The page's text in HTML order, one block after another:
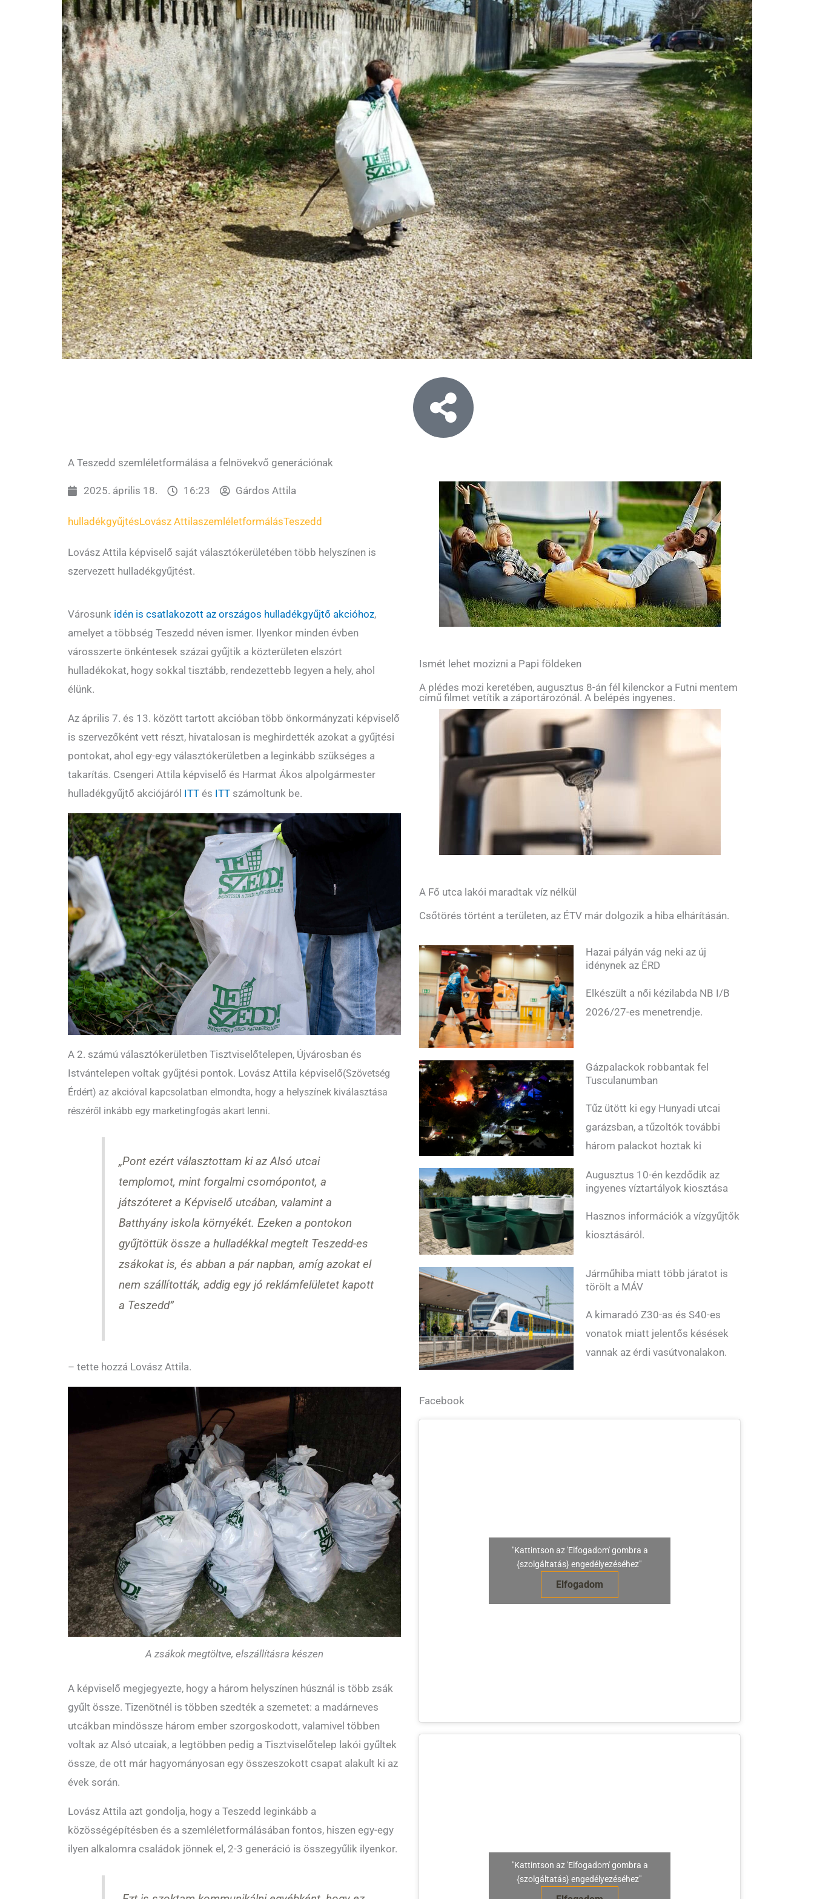
A Teszedd szemléletformálása a felnövekvő generációnak
2025. április 18. 16:23 Gárdos Attila
hulladékgyűjtésLovász AttilaszemléletformálásTeszedd
Lovász Attila képviselő saját választókerületében több helyszínen is
szervezett hulladékgyűjtést.
Városunk idén is csatlakozott az országos hulladékgyűjtő akcióhoz,
amelyet a többség Teszedd néven ismer. Ilyenkor minden évben
városszerte önkéntesek százai gyűjtik a közterületen elszórt
hulladékokat, hogy sokkal tisztább, rendezettebb legyen a hely, ahol
élünk.
Az április 7. és 13. között tartott akcióban több önkormányzati képviselő
is szervezőként vett részt, hivatalosan is meghirdették azokat a gyűjtési
pontokat, ahol egy-egy választókerületben a leginkább szükséges a
takarítás. Csengeri Attila képviselő és Harmat Ákos alpolgármester
hulladékgyűjtő akciójáról ITT és ITT számoltunk be.
A 2. számú választókerületben Tisztviselőtelepen, Újvárosban és
Istvántelepen voltak gyűjtési pontok. Lovász Attila képviselő(Szövetség
Érdért) az akcióval kapcsolatban elmondta, hogy a helyszínek kiválasztása
részéről inkább egy marketingfogás akart lenni.
„Pont ezért választottam ki az Alsó utcai
templomot, mint forgalmi csomópontot, a
játszóteret a Képviselő utcában, valamint a
Batthyány iskola környékét. Ezeken a pontokon
gyűjtöttük össze a hulladékkal megtelt Teszedd-es
zsákokat is, és abban a pár napban, amíg azokat el
nem szállították, addig egy jó reklámfelületet kapott
a Teszedd”
– tette hozzá Lovász Attila.
A zsákok megtöltve, elszállításra készen
A képviselő megjegyezte, hogy a három helyszínen húsznál is több zsák
gyűlt össze. Tizenötnél is többen szedték a szemetet: a madárneves
utcákban mindössze három ember szorgoskodott, valamivel többen
voltak az Alsó utcaiak, a legtöbben pedig a Tisztviselőtelep lakói gyűltek
össze, de ott már hagyományosan egy összeszokott csapat alakult ki az
évek során.
Lovász Attila azt gondolja, hogy a Teszedd leginkább a
közösségépítésben és a szemléletformálásában fontos, hiszen egy-egy
ilyen alkalomra családok jönnek el, 2-3 generáció is összegyűlik ilyenkor.
Ismét lehet mozizni a Papi földeken
A plédes mozi keretében, augusztus 8-án fél kilenckor a Futni mentem
című filmet vetítik a záportározónál. A belépés ingyenes.
A Fő utca lakói maradtak víz nélkül
Csőtörés történt a területen, az ÉTV már dolgozik a hiba elhárításán.
Hazai pályán vág neki az új
idénynek az ÉRD
Elkészült a női kézilabda NB I/B
2026/27-es menetrendje.
Gázpalackok robbantak fel
Tusculanumban
Tűz ütött ki egy Hunyadi utcai
garázsban, a tűzoltók további
három palackot hoztak ki
Augusztus 10-én kezdődik az
ingyenes víztartályok kiosztása
Hasznos információk a vízgyűjtők
kiosztásáról.
Járműhiba miatt több járatot is
törölt a MÁV
A kimaradó Z30-as és S40-es
vonatok miatt jelentős késések
vannak az érdi vasútvonalakon.
Facebook
"Kattintson az 'Elfogadom' gombra a
{szolgáltatás} engedélyezéséhez"
Elfogadom
"Kattintson az 'Elfogadom' gombra a
{szolgáltatás} engedélyezéséhez"